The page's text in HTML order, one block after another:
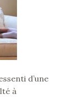
d’une
à